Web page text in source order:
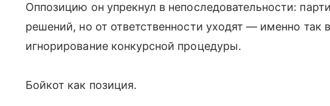
Оппозицию он упрекнул в непоследовательности:
решений, но от ответственности уходят — именно так
игнорирование конкурсной процедуры.
Бойкот как позиция.